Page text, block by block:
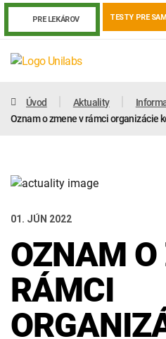
PRE LEKÁROV TESTY PRE
Genetika Covid-19
Výsledky vyšetrení
INTOLERANCIA POTRAVÍN
Úvod Aktuality
Oznam o zmene v rámci organizácie
01. JÚN 2022
OZNAM
RÁMCI